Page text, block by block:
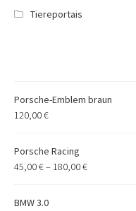
Tiereportais
Porsche-Emblem braun
120,00€
Porsche Racing
45,00€– 180,00€
BMW 3.0